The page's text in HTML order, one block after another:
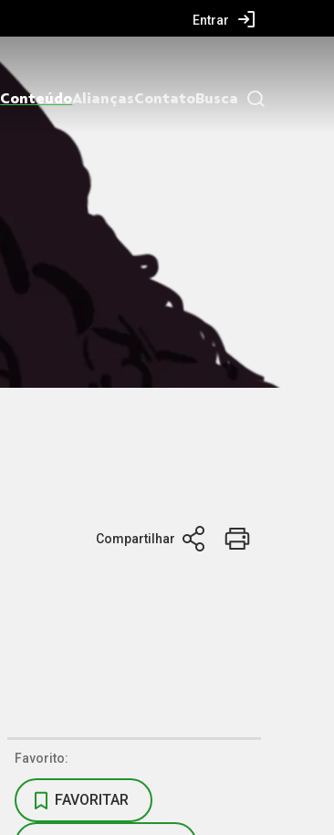
Entrar
ConteúdoAliançasContatoBusca
Compartilhar
Favorito:
FAVORITAR